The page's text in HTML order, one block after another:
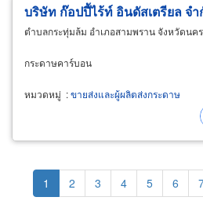
บริษัท ก๊อปปี้ไร้ท์ อินดัสเตรียล จ
ตำบลกระทุ่มล้ม อำเภอสามพราน จังหวัดนค
กระดาษคาร์บอน
หมวดหมู่ :ขายส่งและผู้ผลิตส่งกระดาษ
Pagination
Current
page
1 Page
2 Page
3 Page
4 Page
5 Page
6